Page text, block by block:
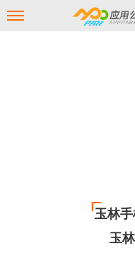
玉林
玉